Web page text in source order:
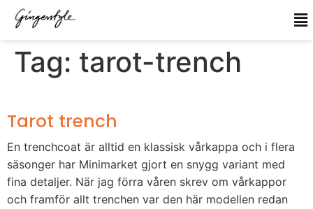
Tag: tarot-trench
Tarot trench
En trenchcoat är alltid en klassisk vårkappa och i flera
säsonger har Minimarket gjort en snygg variant med
fina detaljer. När jag förra våren skrev om vårkappor
och framför allt trenchen var den här modellen redan